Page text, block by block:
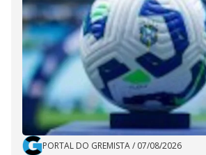
PORTAL DO GREMISTA/ 07/08/2026